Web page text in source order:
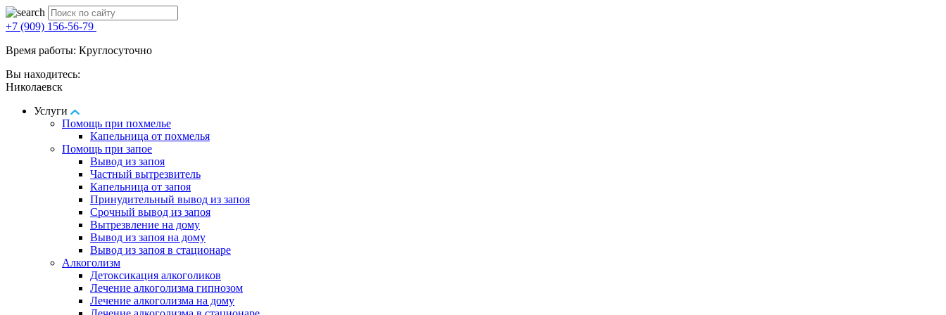
+7 (909) 156-56-79
Время работы: Круглосуточно
Вы находитесь:
Николаевск
Услуги
Помощь при похмелье
Капельница от похмелья
Помощь при запое
Вывод из запоя
Частный вытрезвитель
Капельница от запоя
Принудительный вывод из запоя
Срочный вывод из запоя
Вытрезвление на дому
Вывод из запоя на дому
Вывод из запоя в стационаре
Алкоголизм
Детоксикация алкоголиков
Лечение алкоголизма гипнозом
Лечение алкоголизма на дому